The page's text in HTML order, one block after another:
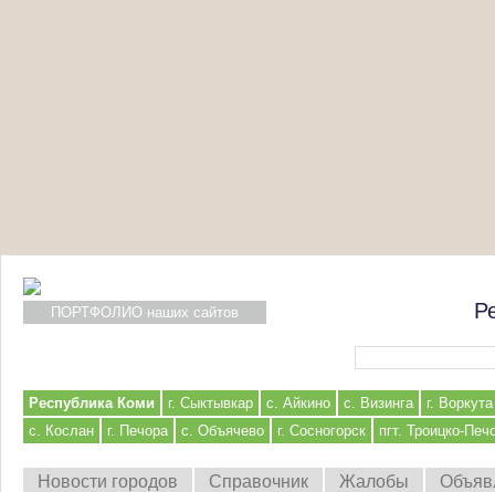
ПОРТФОЛИО наших сайтов
Республика Коми г. Сыктывкар с. Айкино с. Визинга
г. Воркута
с. Кослан
г. Печора с. Объячево г. Сосногорск пгт. Троицко-
Новости городов Справочник Жалобы